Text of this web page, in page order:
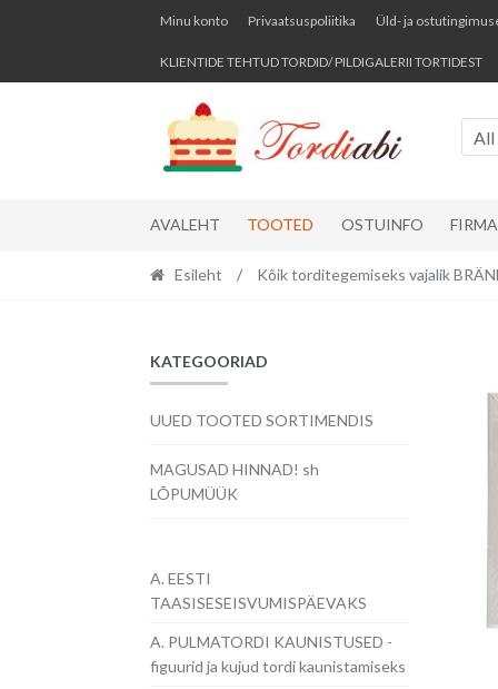
Skip
navigation
Skip
content
Minu konto Privaatsuspoliitika Üld- ja
KLIENTIDE TEHTUD TORDID/ PILDIGALERII TORTIDEST
All
AVALEHT TOOTED OSTUINFO
Esileht / Kõik torditegemiseks vajalik
KATEGOORIAD
UUED TOOTED SORTIMENDIS
MAGUSAD HINNAD! sh
LÕPUMÜÜK
A. EESTI
TAASISESEISVUMISPÄEVAKS
A. PULMATORDI KAUNISTUSED -
figuurid ja kujud tordi kaunistamiseks